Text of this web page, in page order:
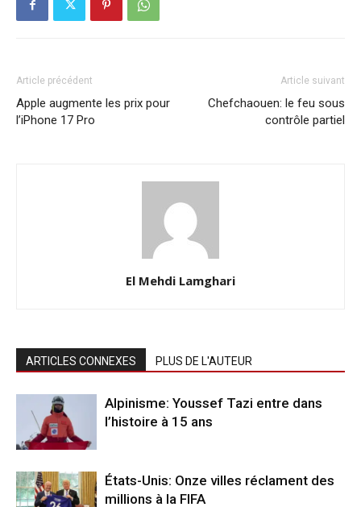
Article précédent
Apple augmente les prix pour
l’iPhone 17 Pro
Article suivant
Chefchaouen: le feu sous
contrôle partiel
El Mehdi Lamghari
ARTICLES CONNEXES PLUS DE L'AUTEUR
Alpinisme: Youssef Tazi entre dans
l’histoire à 15 ans
États-Unis: Onze villes réclament des
millions à la FIFA